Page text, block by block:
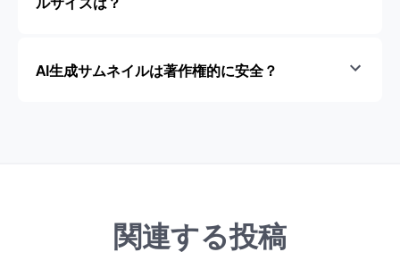
AI生成サムネイルは著作権的に安全？
関連する投稿